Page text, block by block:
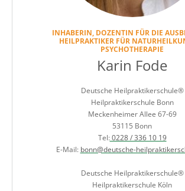
INHABERIN, DOZENTIN FÜR DIE
HEILPRAKTIKER FÜR
PSYCHOTHERAPIE
Karin Fode
Deutsche Heilpraktikerschule®
Heilpraktikerschule Bonn
Meckenheimer Allee 67-69
53115 Bonn
Tel:0228 / 336 10 19
E-Mail: bonn@deutsche-
Deutsche Heilpraktikerschule®
Heilpraktikerschule Köln